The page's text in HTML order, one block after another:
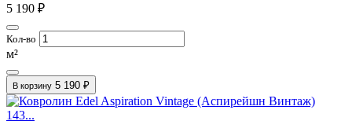
5 190 ₽
Кол-во
м²
В корзину 5 190 ₽